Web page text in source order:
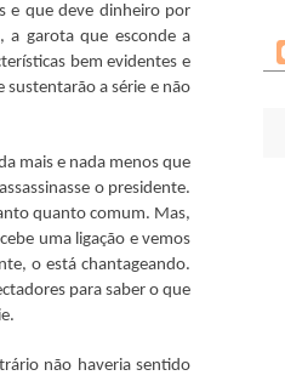
e que deve dinheiro por
a garota que esconde a
bem evidentes e
a série e não
mais e nada menos que
o presidente.
quanto comum. Mas,
uma ligação e vemos
o está chantageando.
para saber o que
não haveria sentido